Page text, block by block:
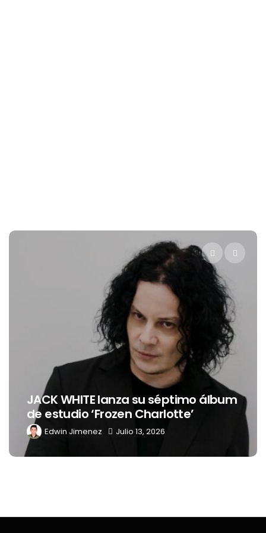
JACK WHITE lanza su séptimo álbum
de estudio ‘Frozen Charlotte’
Edwin Jimenez Julio 13, 2026